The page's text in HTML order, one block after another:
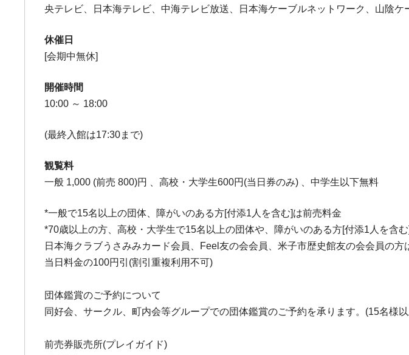
央テレビ、日本海テレビ、中海テレビ放送、日本海ケーブルネットワーク、山陰
休催日
[会期中無休]
開催時間
10:00 ～ 18:00
(最終入館は17:30まで)
観覧料
一般 1,000 (前売 800)円 、高校・大学生600円(当日券のみ) 、中学生以下無料
*一般で15名以上の団体、障がいのある方[付添1人を含む]は前売料金
*70歳以上の方、高校・大学生で15名以上の団体や、障がいのある方[付添1人を含む]
日本海クラブうさみみカード会員、Feel友の会会員、米子市歴史館友の会会員の方
当日料金の100円引(割引重複利用不可)
団体鑑賞のご予約について
同好会、サークル、町内会等グループでの団体鑑賞のご予約を承ります。(15名様
前売券販売所(プレイガイド)